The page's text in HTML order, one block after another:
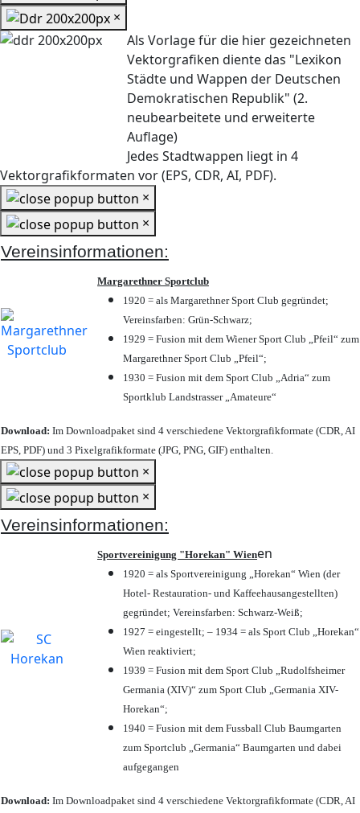
×
Als Vorlage für die hier gezeichneten
Vektorgrafiken diente das "Lexikon
Städte und Wappen der Deutschen
Demokratischen Republik" (2.
neubearbeitete und erweiterte
Auflage)
Jedes Stadtwappen liegt in 4
Vektorgrafikformaten vor (EPS, CDR, AI, PDF).
×
×
Vereinsinformationen:
Margarethner Sportclub
1920 = als Margarethner Sport Club gegründet;
Vereinsfarben: Grün-Schwarz;
1929 = Fusion mit dem Wiener Sport Club „Pfeil“ zum
Margarethner Sport Club „Pfeil“;
1930 = Fusion mit dem Sport Club „Adria“ zum
Sportklub Landstrasser „Amateure“
Download: Im Downloadpaket sind 4 verschiedene Vektorgrafikformate (CDR, AI
EPS, PDF) und 3 Pixelgrafikformate (JPG, PNG, GIF) enthalten.
×
×
Vereinsinformationen:
Sportvereinigung "Horekan" Wienen
1920 = als Sportvereinigung „Horekan“ Wien (der
Hotel- Restauration- und Kaffeehausangestellten)
gegründet; Vereinsfarben: Schwarz-Weiß;
1927 = eingestellt; – 1934 = als Sport Club „Horekan“
Wien reaktiviert;
1939 = Fusion mit dem Sport Club „Rudolfsheimer
Germania (XIV)“ zum Sport Club „Germania XIV-
Horekan“;
1940 = Fusion mit dem Fussball Club Baumgarten
zum Sportclub „Germania“ Baumgarten und dabei
aufgegangen
Download: Im Downloadpaket sind 4 verschiedene Vektorgrafikformate (CDR, AI